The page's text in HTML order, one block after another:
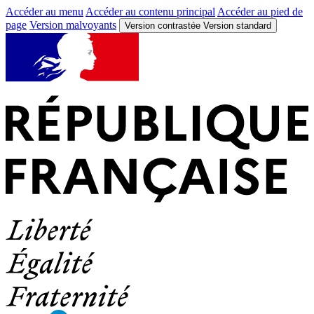
Accéder au menu Accéder au contenu principal Accéder au pied de
page Version malvoyants Version contrastée Version standard